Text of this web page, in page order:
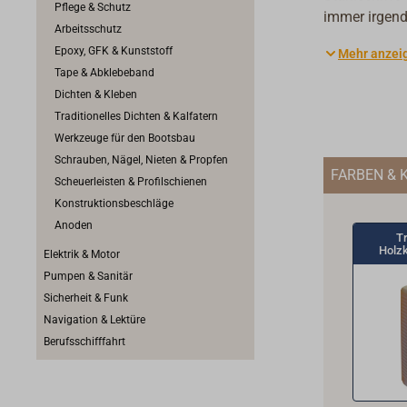
Pflege & Schutz
Arbeitsschutz
Epoxy, GFK & Kunststoff
Tape & Abklebeband
Dichten & Kleben
Traditionelles Dichten & Kalfatern
Werkzeuge für den Bootsbau
Schrauben, Nägel, Nieten & Propfen
Scheuerleisten & Profilschienen
Konstruktionsbeschläge
Anoden
Elektrik & Motor
Pumpen & Sanitär
Sicherheit & Funk
Navigation & Lektüre
Berufsschifffahrt
immer
Holzflächen
Mehr
FARBEN &